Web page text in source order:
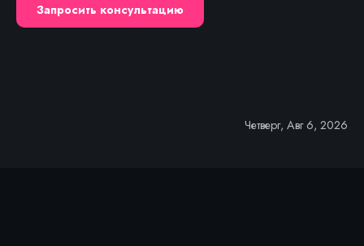
Запросить консультацию
Четверг, Авг 6, 2026